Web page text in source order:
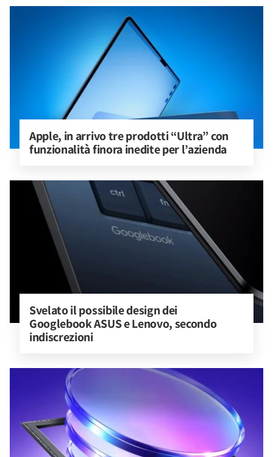
Apple, in arrivo tre prodotti “Ultra” con
funzionalità finora inedite per l’azienda
Svelato il possibile design dei
Googlebook ASUS e Lenovo, secondo
indiscrezioni